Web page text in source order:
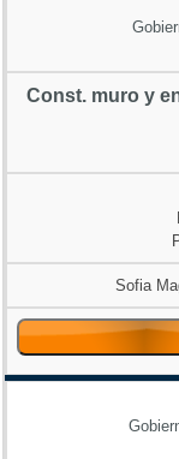
Const. muro y
Sofia